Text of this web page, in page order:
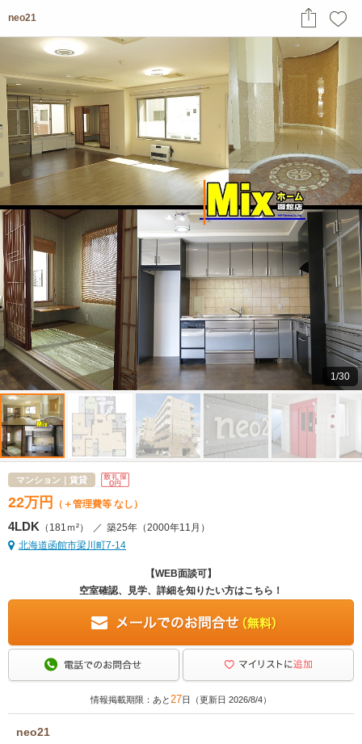
1/30
neo21
マンション｜賃貸
22万 円 （＋管理費等 なし）
4LDK （181ｍ²） ／ 築25年 （2000年11月）
北海道函館市梁川町7-14
【WEB面談可】
空室確認、見学、詳細を知りたい方はこちら！
情報掲載期限：あと27日（更新日 2026/8/4）
neo21